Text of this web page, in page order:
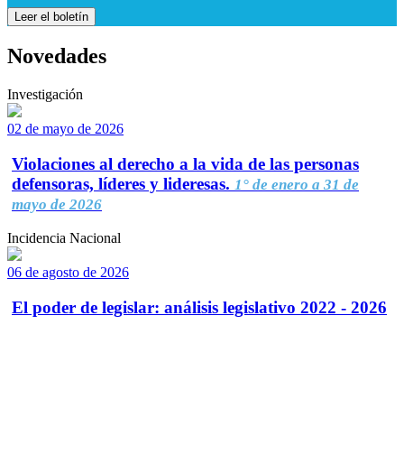
Leer el boletín
Novedades
Investigación
02 de mayo de 2026
Violaciones al derecho a la vida de las personas
defensoras, líderes y lideresas. 1° de enero a 31 de
mayo de 2026
Incidencia Nacional
06 de agosto de 2026
El poder de legislar: análisis legislativo 2022 - 2026